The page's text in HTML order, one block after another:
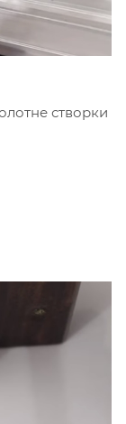
створки